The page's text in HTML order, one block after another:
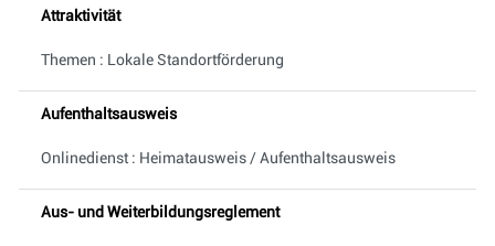
Attraktivität
Themen : Lokale Standortförderung
Aufenthaltsausweis
Onlinedienst : Heimatausweis / Aufenthaltsausweis
Aus- und Weiterbildungsreglement